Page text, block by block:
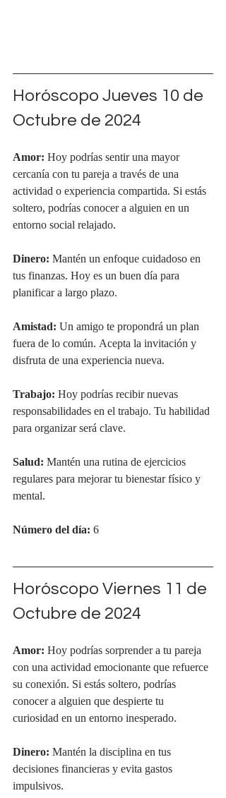
Horóscopo Jueves 10 de
Octubre de 2024
Amor: Hoy podrías sentir una mayor
cercanía con tu pareja a través de una
actividad o experiencia compartida. Si estás
soltero, podrías conocer a alguien en un
entorno social relajado.
Dinero: Mantén un enfoque cuidadoso en
tus finanzas. Hoy es un buen día para
planificar a largo plazo.
Amistad: Un amigo te propondrá un plan
fuera de lo común. Acepta la invitación y
disfruta de una experiencia nueva.
Trabajo: Hoy podrías recibir nuevas
responsabilidades en el trabajo. Tu habilidad
para organizar será clave.
Salud: Mantén una rutina de ejercicios
regulares para mejorar tu bienestar físico y
mental.
Número del día: 6
Horóscopo Viernes 11 de
Octubre de 2024
Amor: Hoy podrías sorprender a tu pareja
con una actividad emocionante que refuerce
su conexión. Si estás soltero, podrías
conocer a alguien que despierte tu
curiosidad en un entorno inesperado.
Dinero: Mantén la disciplina en tus
decisiones financieras y evita gastos
impulsivos.